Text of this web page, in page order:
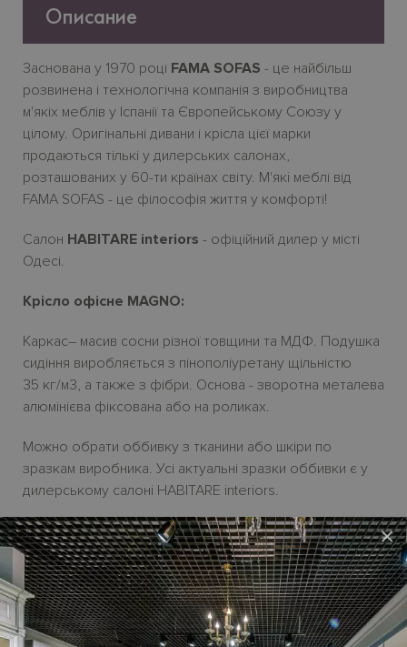
×
Описание
Заснована у 1970 році FAMA SOFAS - це найбільш
розвинена і технологічна компанія з виробництва
м'якіх меблів у Іспанії та Європейському Союзу у
цілому. Оригінальні дивани і крісла цієї марки
продаються тількі у дилерських салонах,
розташованих у 60-ти країнах світу. М'якi меблі від
FAMA SOFAS - це філософія життя у комфорті!
Салон HABITARE interiors - офіційний дилер у місті
Одесі.
Крісло офісне MAGNO:
Каркас– масив сосни різної товщини та МДФ. Подушка
сидіння виробляється з пінополіуретану щільністю
35 кг/м3, а также з фібри. Основа - зворотна металева
алюмінієва фіксована або на роликах.
Можно обрати оббивку з тканини або шкіри по
зразкам виробника. Усі актуальні зразки оббивки є у
дилерському салонi HABITARE interiors.
Ціна крісла на роликах MAGNOна сайті вказана у
тканині.
Гарантійний термін- 18 місяців.